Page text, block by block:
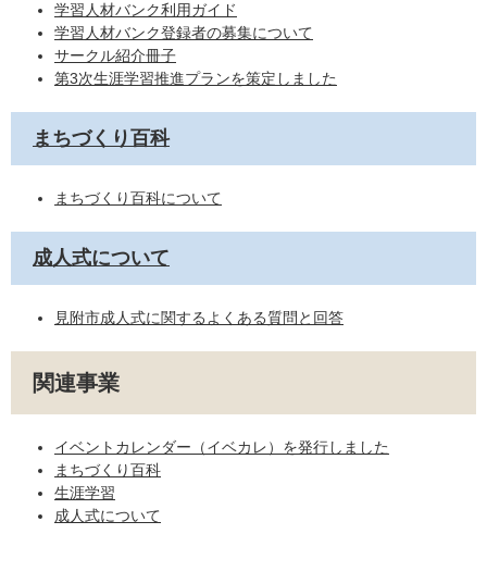
学習人材バンク利用ガイド
学習人材バンク登録者の募集について
サークル紹介冊子
第3次生涯学習推進プランを策定しました
まちづくり百科
まちづくり百科について
成人式について
見附市成人式に関するよくある質問と回答
関連事業
イベントカレンダー（イベカレ）を発行しました
まちづくり百科
生涯学習
成人式について